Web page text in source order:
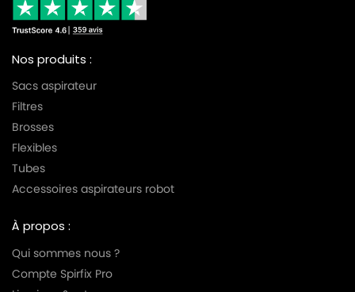
Nos produits :
Sacs aspirateur
Filtres
Brosses
Flexibles
Tubes
Accessoires aspirateurs robot
À propos :
Qui sommes nous ?
Compte Spirfix Pro